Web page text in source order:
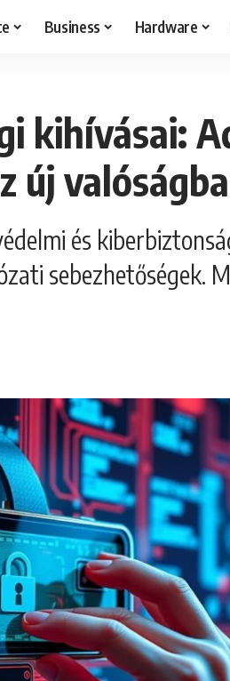
Business Hardware
kihívásai:
új
és
sebezhetőségek.